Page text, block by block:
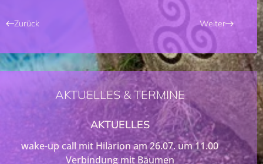
Zurück Weiter
AKTUELLES & TERMINE
AKTUELLES
wake-up call mit Hilarion am 26.07. um 11.00
Verbindung mit Bäumen